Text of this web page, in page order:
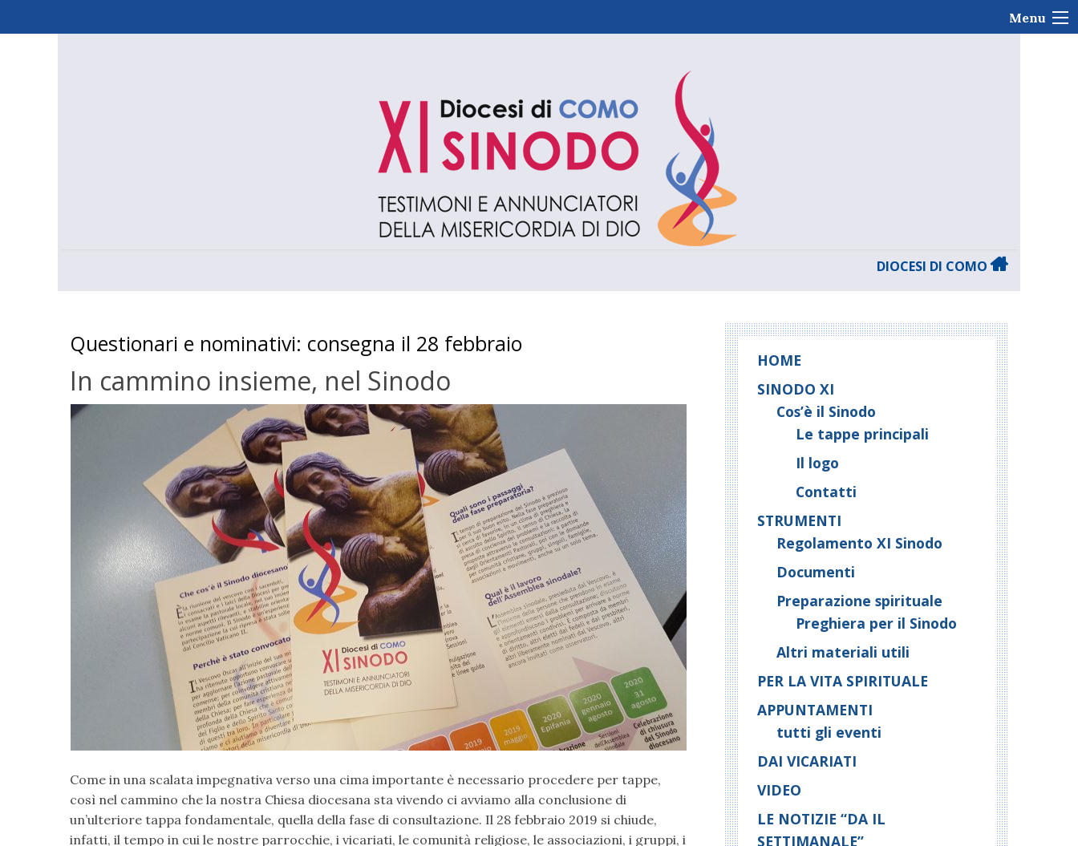
Menu
DIOCESI DI COMO
Questionari e nominativi: consegna il 28 febbraio
In cammino insieme, nel Sinodo
Come in una scalata impegnativa verso una cima importante è necessario procedere per tappe,
così nel cammino che la nostra Chiesa diocesana sta vivendo ci avviamo alla conclusione di
un’ulteriore tappa fondamentale, quella della fase di consultazione. Il 28 febbraio 2019 si chiude,
infatti, il tempo in cui le nostre parrocchie, i vicariati, le comunità religiose, le associazioni, i gruppi, i
HOME
SINODO XI
Cos’è il Sinodo
Le tappe principali
Il logo
Contatti
STRUMENTI
Regolamento XI Sinodo
Documenti
Preparazione spirituale
Preghiera per il Sinodo
Altri materiali utili
PER LA VITA SPIRITUALE
APPUNTAMENTI
tutti gli eventi
DAI VICARIATI
VIDEO
LE NOTIZIE “DA IL
SETTIMANALE”